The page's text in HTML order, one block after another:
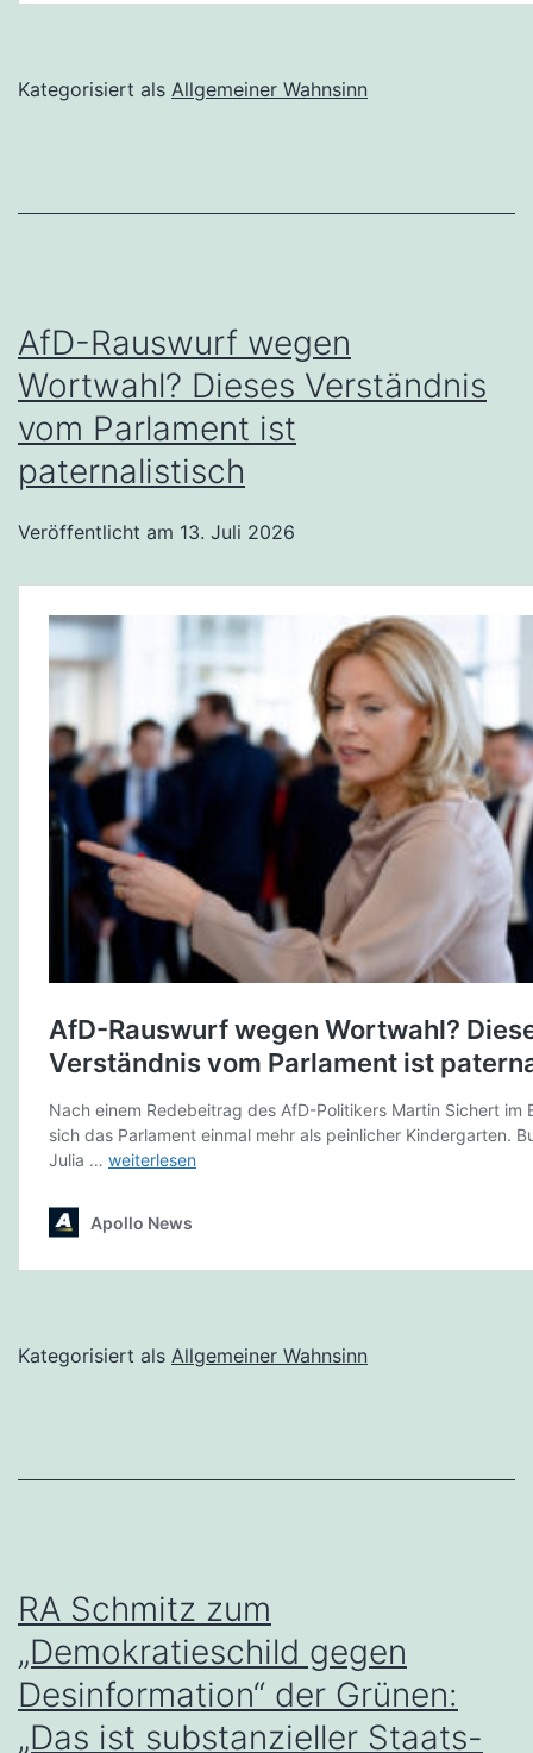
Kategorisiert als Allgemeiner Wahnsinn
AfD-Rauswurf wegen
Wortwahl? Dieses Verständnis
vom Parlament ist
paternalistisch
Veröffentlicht am 13. Juli 2026
Kategorisiert als Allgemeiner Wahnsinn
RA Schmitz zum
„Demokratieschild gegen
Desinformation“ der Grünen:
„Das ist substanzieller Staats-